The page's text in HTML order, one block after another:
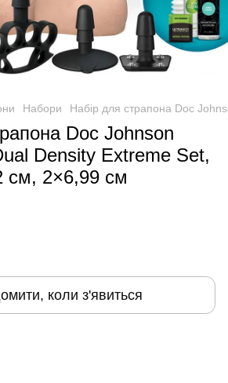
Набори Набір для страпона Doc
Doc Johnson
Density Extreme Set,
см, 2×6,99 см
коли з'явиться